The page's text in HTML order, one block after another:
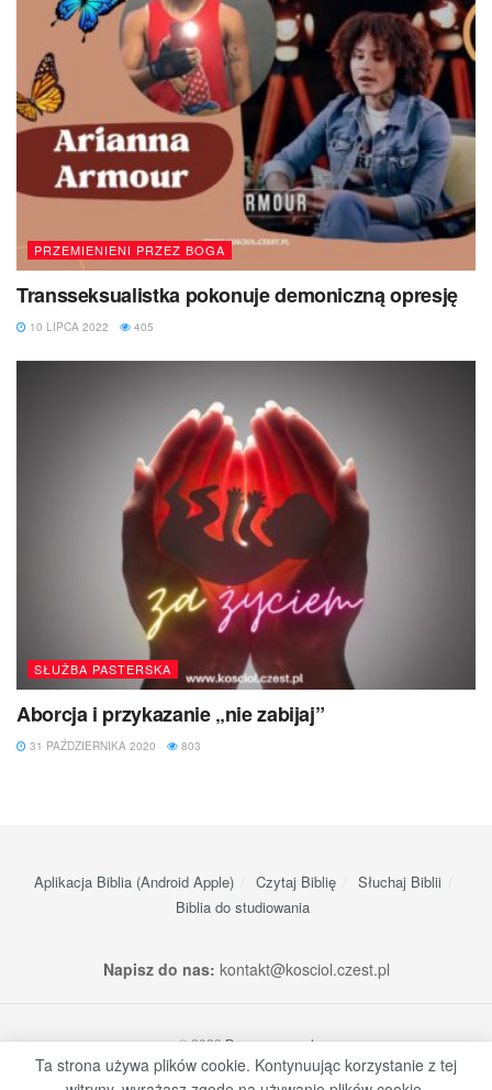
PRZEMIENIENI PRZEZ BOGA
Transseksualistka pokonuje demoniczną opresję
10 LIPCA 2022 405
SŁUŻBA PASTERSKA
Aborcja i przykazanie „nie zabijaj”
31 PAŹDZIERNIKA 2020 803
Aplikacja Biblia (Android Apple) Czytaj Biblię
Słuchaj Biblii
Biblia do studiowania
Napisz do nas: kontakt@kosciol.czest.pl
© 2023Dream-apps.pl
Ta strona używa plików cookie. Kontynuując korzystanie z tej